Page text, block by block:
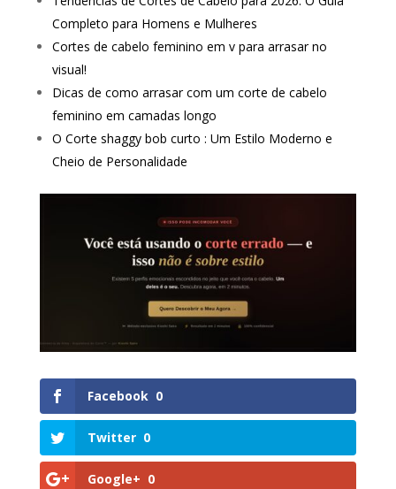
Completo para Homens e Mulheres
Cortes de cabelo feminino em v para arrasar no
visual!
Dicas de como arrasar com um corte de cabelo
feminino em camadas longo
O Corte shaggy bob curto : Um Estilo Moderno e
Cheio de Personalidade
Facebook 0
Twitter 0
Google+ 0